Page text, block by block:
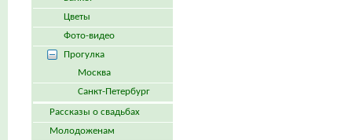
Цветы
Фото-видео
Прогулка
Москва
Санкт-Петербург
Рассказы о свадьбах
Молодоженам